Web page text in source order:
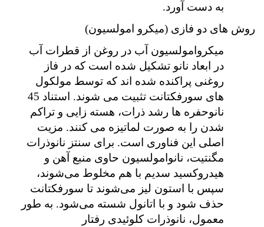
به دست آورد.
روش های دو فازی (میکرو امولسیون)
میکروامولسیون آب در روغن از قطرات آب
در ابعاد نانو تشکیل شده است که در فاز
روغنی پراکنده شده اند که توسط مولکول
های سورفکتانت تثبیت می شوند. استناد 45
نانوحفره ها رشد ذرات، هسته زایی و تراکم
شدن را به صورت لماتیزه می کنند. مزیت
اصلی این فناوری است. برای سنتز نانوذرات
مگنتیت، نانوامولسیون حاوی منبع آهن و
هیدروکسید سدیم با هم مخلوط می‌شوند،
سپس با استون لیز می‌شوند تا سورفکتانت
حذف شود و با اتانول شسته می‌شود. به طور
معمول، نانوذرات کلوئیدی رفتار